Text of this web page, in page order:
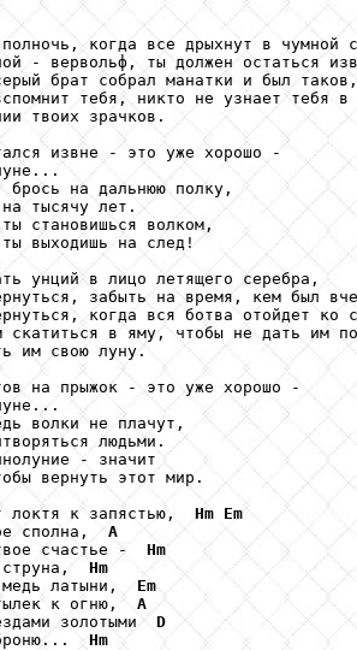
когда все дрыхнут в чумной
- вервольф, ты должен остаться
брат собрал манатки и был таков,
тебя, никто не узнает тебя в
твоих зрачков.
извне - это уже хорошо -
на дальнюю полку,
тысячу лет.
становишься волком,
выходишь на след!
унций в лицо летящего серебра,
забыть на время, кем был
когда вся ботва отойдет ко
скатиться в яму, чтобы не дать им
им свою луну.
на прыжок - это уже хорошо -
волки не плачут,
людьми.
- значит
вернуть этот мир.
локтя к запястью, Hm Em
сполна, A
счастье - Hm
струна, Hm
медь латыни, Em
к огню, A
золотыми D
броню... Hm